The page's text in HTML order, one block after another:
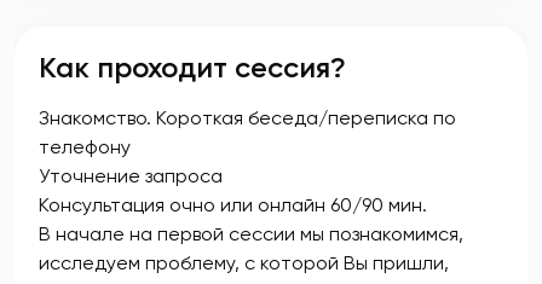
Как проходит сессия?
Знакомство. Короткая беседа/переписка по
телефону
Уточнение запроса
Консультация очно или онлайн 60/90 мин.
В начале на первой сессии мы познакомимся,
исследуем проблему, с которой Вы пришли,